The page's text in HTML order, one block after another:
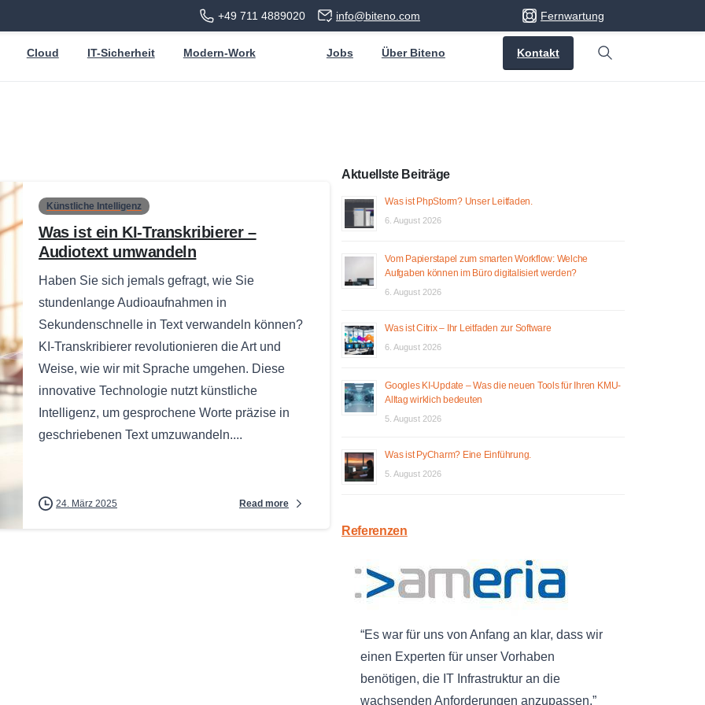
+49 711 4889020 info@biteno.com Fernwartung
Cloud IT-Sicherheit Modern-Work Jobs Über Biteno Kontakt
Search
Künstliche Intelligenz
Was ist ein KI-Transkribierer –
Audiotext umwandeln
Haben Sie sich jemals gefragt, wie Sie
stundenlange Audioaufnahmen in
Sekundenschnelle in Text verwandeln können?
KI-Transkribierer revolutionieren die Art und
Weise, wie wir mit Sprache umgehen. Diese
innovative Technologie nutzt künstliche
Intelligenz, um gesprochene Worte präzise in
geschriebenen Text umzuwandeln....
24. März 2025 Read more
Aktuellste Beiträge
Was ist PhpStorm? Unser Leitfaden.
6. August 2026
Vom Papierstapel zum smarten Workflow: Welche
Aufgaben können im Büro digitalisiert werden?
6. August 2026
Was ist Citrix – Ihr Leitfaden zur Software
6. August 2026
Googles KI-Update – Was die neuen Tools für Ihren KMU-
Alltag wirklich bedeuten
5. August 2026
Was ist PyCharm? Eine Einführung.
5. August 2026
Referenzen
Es war für uns von Anfang an klar, dass wir
einen Experten für unser Vorhaben
benötigen, die IT Infrastruktur an die
wachsenden Anforderungen anzupassen.